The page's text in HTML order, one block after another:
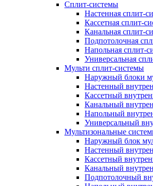
Сплит-системы
Настенная сплит-
Кассетная сплит-
Канальная сплит-
Подпотолочная
Напольная сплит-
Универсальная
Мульти сплит-системы
Наружный блоки
Настенный
Кассетный
Канальный
Напольный
Универсальный
Мультизональные
Наружный блок
Настенный
Кассетный
Канальный
Подпотолочный